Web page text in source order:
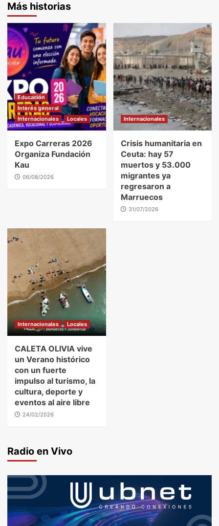
Más historias
Educación
Interés general
Internacionales
Locales
Expo Carreras 2026
Organiza Fundación
Kau
06/08/2026
Internacionales
Crisis humanitaria en
Ceuta: hay 57
muertos y 53.000
migrantes ya
regresaron a
Marruecos
31/07/2026
Internacionales Locales
CALETA OLIVIA vive
un Verano histórico
con un fuerte
impulso al turismo, la
cultura, deporte y
eventos al aire libre
24/02/2026
Radio en Vivo